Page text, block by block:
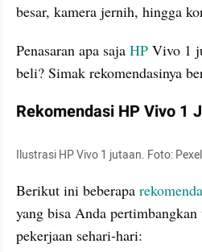
besar, kamera jernih, hingga
Penasaran apa saja HP Vivo 1
beli? Simak rekomendasinya
Rekomendasi HP Vivo 1
Ilustrasi HP Vivo 1 jutaan. Foto:
Berikut ini beberapa
yang bisa Anda
pekerjaan sehari-hari: